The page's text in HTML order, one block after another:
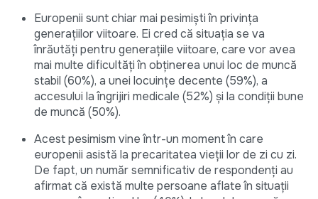
Europenii sunt chiar mai pesimiști în privința
generațiilor viitoare. Ei cred că situația se va
înrăutăți pentru generațiile viitoare, care vor avea
mai multe dificultăți în obținerea unui loc de muncă
stabil (60%), a unei locuințe decente (59%), a
accesului la îngrijiri medicale (52%) și la condiții bune
de muncă (50%).
Acest pesimism vine într-un moment în care
europenii asistă la precaritatea vieții lor de zi cu zi.
De fapt, un număr semnificativ de respondenți au
afirmat că există multe persoane aflate în situații